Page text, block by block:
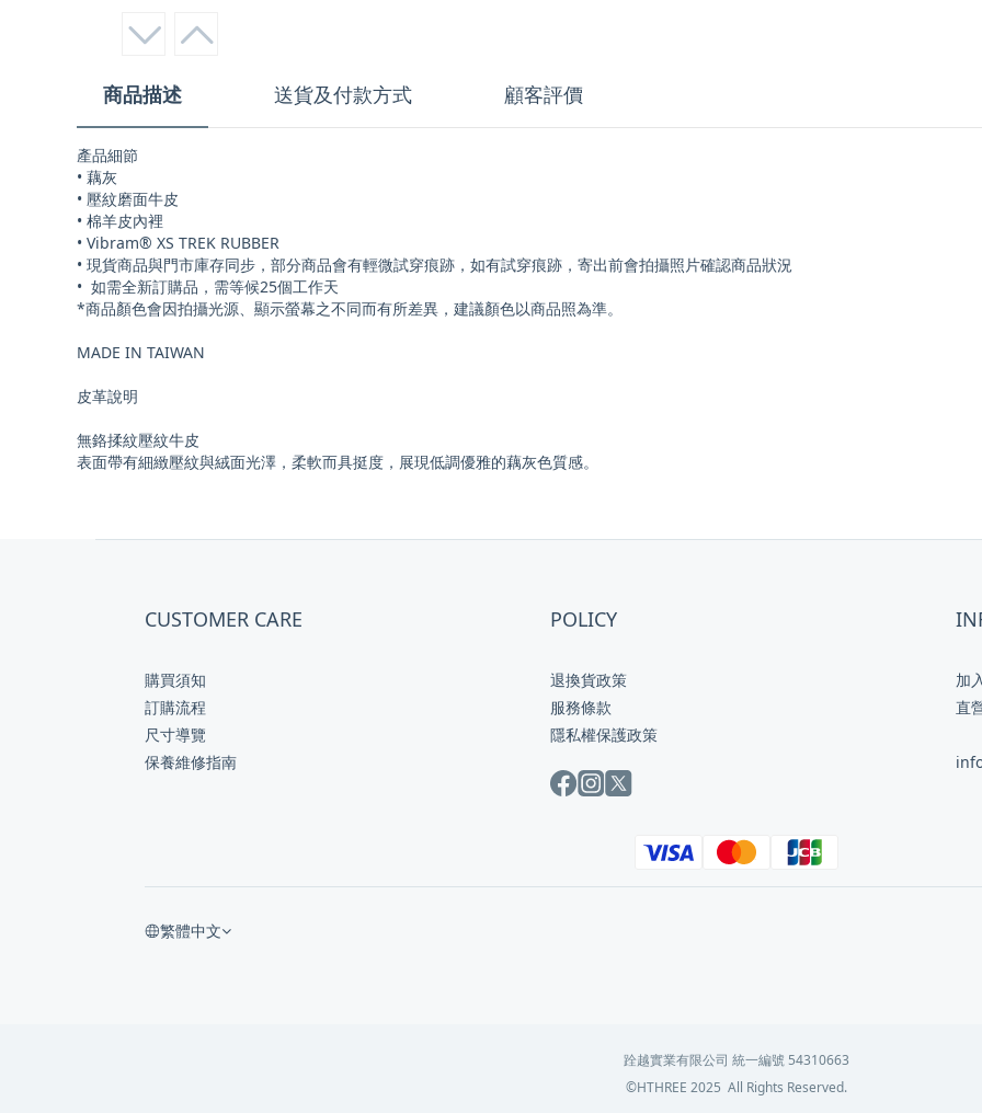
商品描述 送貨及付款方式 顧客評價
產品細節
• 藕灰
• 壓紋磨面牛皮
• 棉羊皮內裡
• Vibram® XS TREK RUBBER
• 現貨商品與門市庫存同步，部分商品會有輕微試穿痕跡，如有試穿痕跡，寄出前會拍攝照片確認商品狀況
• 如需全新訂購品，需等候25個工作天
*商品顏色會因拍攝光源、顯示螢幕之不同而有所差異，建議顏色以商品照為準。
MADE IN TAIWAN
皮革說明
無鉻揉紋壓紋牛皮
表面帶有細緻壓紋與絨面光澤，柔軟而具挺度，展現低調優雅的藕灰色質感。
CUSTOMER CARE
購買須知
訂購流程
尺寸導覽
保養維修指南
POLICY
退換貨政策
服務條款
隱私權保護政策
加
直
繁體中文
跧越實業有限公司 統一編號 54310663
©HTHREE 2025 All Rights Reserved.